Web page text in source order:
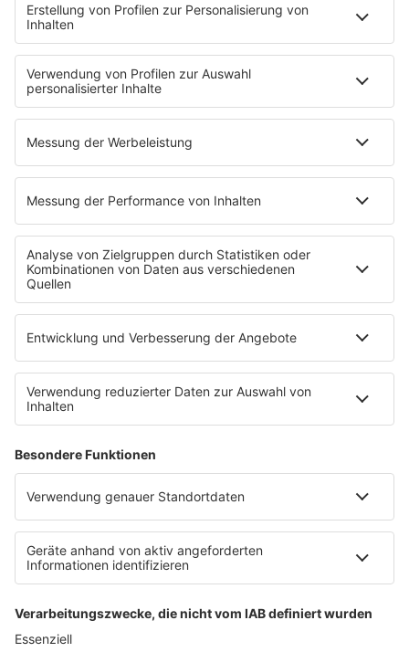
Streams
Album der Woche
News
Highlights
Charts
EVENTS
Kontakt
Newsletter
Empfang
sunshine live App
werben bei SUNSHINE LIVE
SERVICE
Datenschutz
Datenschutzerklärung zur sunshine live App
Impressum
Teilnahmebedingungen
SUNSHINE LIVE 24/7 ELECTRONIC